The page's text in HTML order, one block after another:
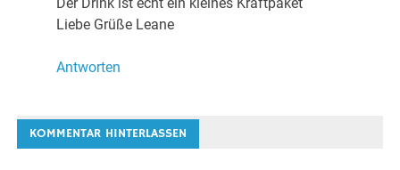
Liebe Grüße Leane
Antworten
KOMMENTAR HINTERLASSEN